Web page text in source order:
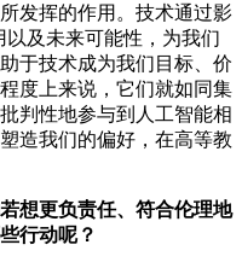
发挥的作用。技术通过影
以及未来可能性，为我们
于技术成为我们目标、价
度上来说，它们就如同集
判性地参与到人工智能相
造我们的偏好，在高等教
想更负责任、符合伦理地
行动呢？